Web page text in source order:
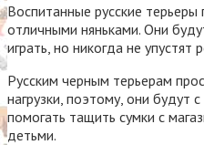
Воспитанные русские
отличными няньками. Они
играть, но никогда не упустят
Русским черным терьерам
нагрузки, поэтому, они будут
помогать тащить сумки с
детьми.